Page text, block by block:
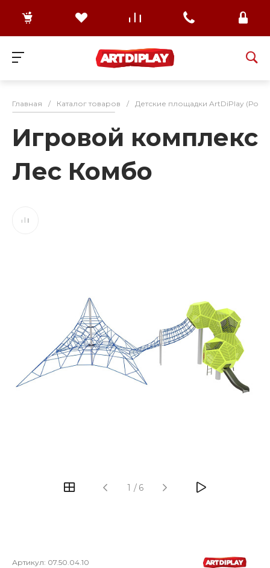
Главная / Каталог товаров / Детские площадки ArtDiPlay
Игровой комплекс
Лес Комбо
1 / 6
Артикул: 07.50.04.10